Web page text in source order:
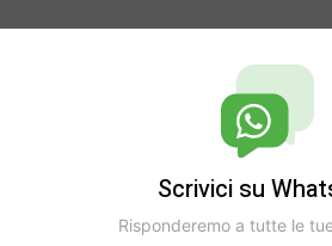
Scrivici su
Risponderemo a tutte le